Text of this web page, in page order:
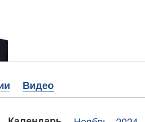
Видео